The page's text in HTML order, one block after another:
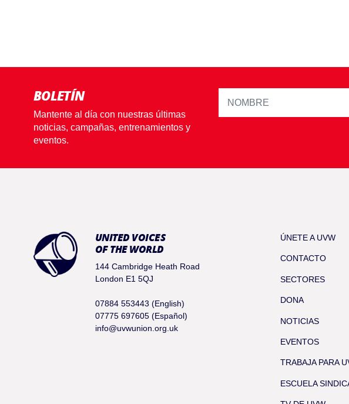
BOLETÍN
Mantente al día con nuestras últimas
noticias, campañas, entrenamientos y
eventos.
UNITED VOICES
OF THE WORLD
144 Cambridge Heath Road
London E1 5QJ
07884 553443 (English)
07775 697605 (Español)
info@uvwunion.org.uk
ÚNETE A UVW
CONTACTO
SECTORES
DONA
NOTICIAS
EVENTOS
TRABAJA PARA
ESCUELA